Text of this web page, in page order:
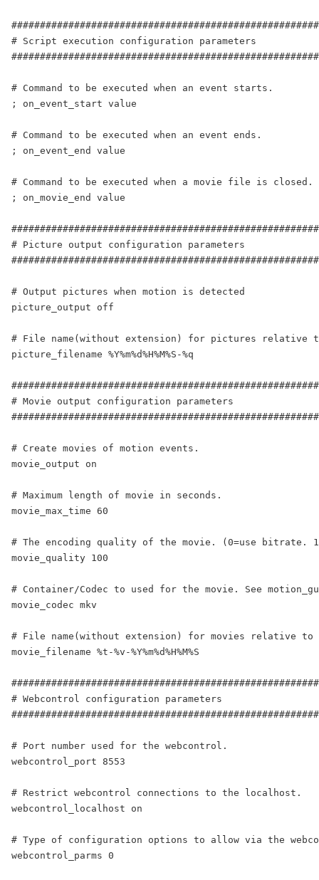
# Script execution configuration parameters
# Command to be executed when an event starts.
; on_event_start value
# Command to be executed when an event ends.
; on_event_end value
# Command to be executed when a movie file is closed.
; on_movie_end value
# Picture output configuration parameters
# Output pictures when motion is detected
picture_output off
# File name(without extension) for pictures relative
picture_filename %Y%m%d%H%M%S-%q
# Movie output configuration parameters
# Create movies of motion events.
movie_output on
# Maximum length of movie in seconds.
movie_max_time 60
# The encoding quality of the movie. (0=use bitrate.
movie_quality 100
# Container/Codec to used for the movie. See
movie_codec mkv
# File name(without extension) for movies relative
movie_filename %t-%v-%Y%m%d%H%M%S
# Webcontrol configuration parameters
# Port number used for the webcontrol.
webcontrol_port 8553
# Restrict webcontrol connections to the localhost.
webcontrol_localhost on
# Type of configuration options to allow via the
webcontrol_parms 0